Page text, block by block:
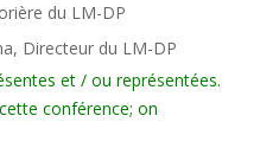
du LM-DP
Directeur du LM-DP
et / ou représentées.
conférence; on